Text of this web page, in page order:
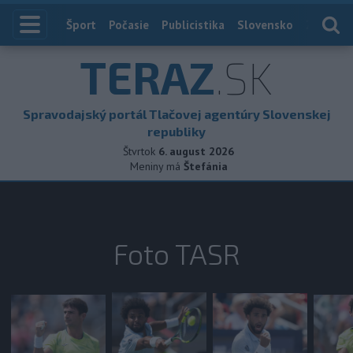
Index
Šport Počasie Publicistika Slovensko
TERAZ.SK
Spravodajský portál Tlačovej agentúry Slovenskej
republiky
Štvrtok 6. august 2026
Meniny má Štefánia
Foto TASR